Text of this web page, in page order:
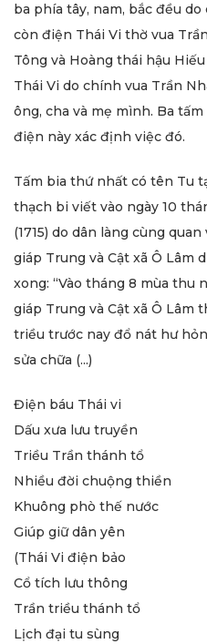
ba phía tây, nam, bắc đều
còn điện Thái Vi thờ vua
Tông và Hoàng thái hậu
Thái Vi do chính vua Trần
ông, cha và mẹ mình. Ba
điện này xác định việc đó.
Tấm bia thứ nhất có tên Tu
thạch bi viết vào ngày 10
(1715) do dân làng cùng
giáp Trung và Cật xã Ô Lâm
xong: “Vào tháng 8 mùa thu
giáp Trung và Cật xã Ô Lâm
triều trước nay đổ nát hư
sửa chữa (...)
Điện báu Thái vi
Dấu xưa lưu truyền
Triều Trần thánh tổ
Nhiều đời chuộng thiền
Khuông phò thế nước
Giúp giữ dân yên
(Thái Vi điện bảo
Cổ tích lưu thông
Trần triều thánh tổ
Lịch đại tu sùng